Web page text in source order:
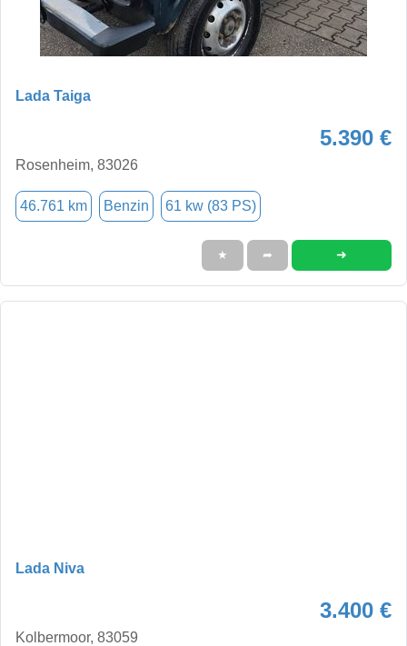
Lada Taiga
5.390 €
Rosenheim, 83026
46.761 km Benzin 61 kw (83 PS)
★ ➦ ➜
Lada Niva
3.400 €
Kolbermoor, 83059